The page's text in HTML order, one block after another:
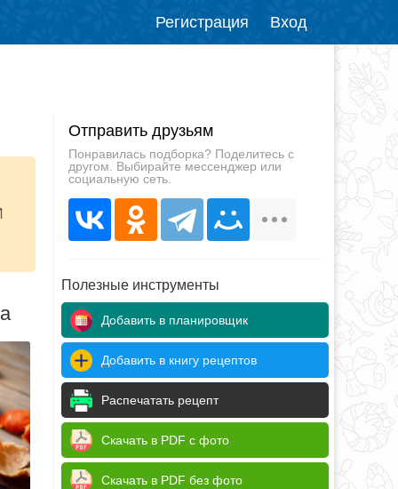
Регистрация Вход
Отправить друзьям
Понравилась подборка? Поделитесь с
другом. Выбирайте мессенджер или
социальную сеть.
Полезные инструменты
Добавить в планировщик
Добавить в книгу рецептов
Распечатать рецепт
Скачать в PDF с фото
Скачать в PDF без фото